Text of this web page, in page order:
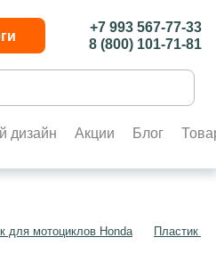
+7 993 567-77-33
8 (800) 101-71-81
дизайн Акции Блог
для мотоциклов Honda Пластик